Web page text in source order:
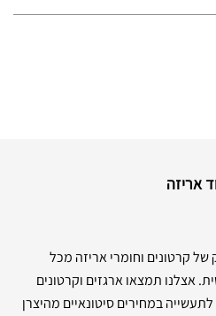
אריזה
של קרטונים וחומרי אריזה מכל
אצלנו תמצאו ארגזים וקרטונים
במחירים סיטונאיים מהיצרן